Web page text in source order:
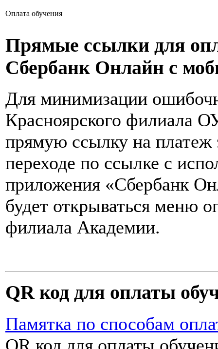
Оплата обучения
Прямые ссылки для
Сбербанк Онлайн с
Для минимизации
Красноярского
прямую ссылку на платеж
переходе по ссылке с
приложения «Сбербанк
будет открываться меню
филиала Академии.
QR код для оплаты
Памятка по способам